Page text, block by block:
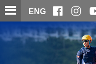
跳
至
內
ENG
内